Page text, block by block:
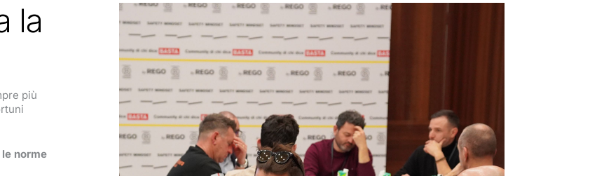
la
più
norme